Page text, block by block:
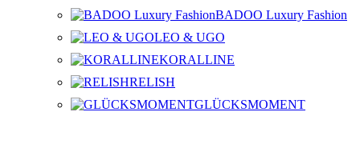
BADOO Luxury Fashion
LEO & UGO
KORALLINE
RELISH
GLÜCKSMOMENT